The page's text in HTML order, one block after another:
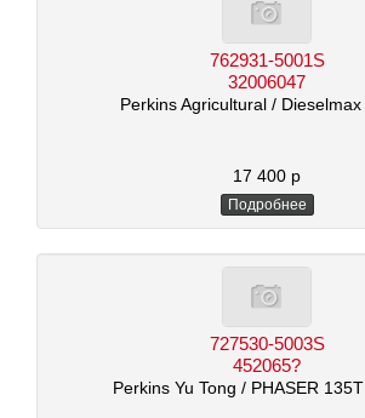
762931-5001S
32006047
Perkins Agricultural / Dieselmax
17 400 р
Подробнее
727530-5003S
452065?
Perkins Yu Tong / PHASER 135TI